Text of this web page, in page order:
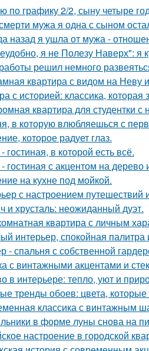
по графику 2/2, сыну четыре
мужа я одна с сыном
назад я ушла от мужа -
я не Полезу Наверх": я
решил немного
квартира с видом на Неву
с историей: классика, которая
квартира для студентки
в которую влюбляешься с
которое радует глаз.
гостиная, в которой есть всё.
гостиная с акцентом на дерево
на кухне под мойкой.
с настроением путешествий
и хрусталь: неожиданный дуэт.
квартира с личным
интерьер, спокойная
- спальня с собственной
с винтажными акцентами и
в интерьере: тепло, уют и
тренды обоев: цвета,
классика с винтажным
в форме луны снова на
настроение в городской